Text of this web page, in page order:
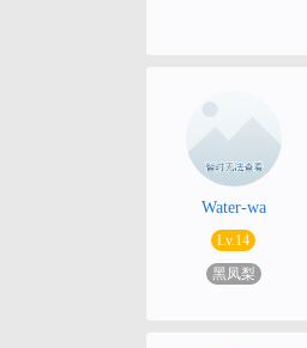
Water-wa
Lv.14
黑凤梨